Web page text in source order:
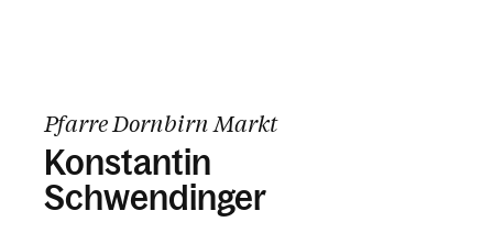
Pfarre Dornbirn Markt
Konstantin
Schwendinger